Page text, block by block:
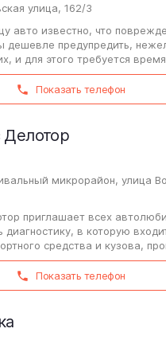
улица, 162/3
авто известно, что
дешевле предупредить,
и для этого требуется
осмотр…
Показать телефон
Делотор
микрорайон, улица
приглашает всех
диагностику, в которую
средства и кузова,
рулевой системы,…
Показать телефон